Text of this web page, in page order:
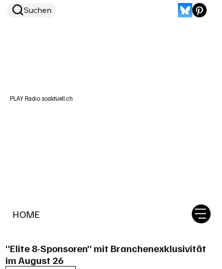
HOME
Suchen
PLAY Radio soaktuell.ch
"Elite 8-Sponsoren" mit Branchenexklusivität
im August 26